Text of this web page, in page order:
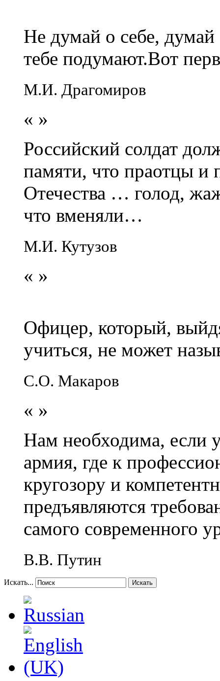
Не думай о себе,
тебе подумают.Вот
М.И. Драгомиров
« »
Российский солдат
памяти, что праотцы и
Отечества … голод,
что вменяли…
М.И. Кутузов
« »
Офицер, который,
учиться, не может
С.О. Макаров
« »
Нам необходима, если
армия, где к
кругозору и
предъявляются
самого современного
В.В. Путин
Искать... Искать